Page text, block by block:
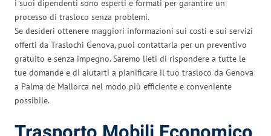
i suoi dipendenti sono esperti e formati per garantire un
processo di trasloco senza problemi.
Se desideri ottenere maggiori informazioni sui costi e sui servizi
offerti da Traslochi Genova, puoi contattarla per un preventivo
gratuito e senza impegno. Saremo lieti di rispondere a tutte le
tue domande e di aiutarti a pianificare il tuo trasloco da Genova
a Palma de Mallorca nel modo più efficiente e conveniente
possibile.